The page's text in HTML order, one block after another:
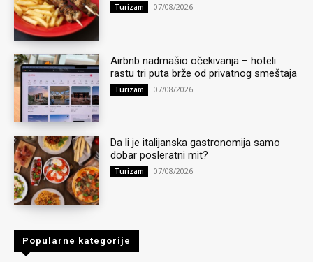
Turizam 07/08/2026
Airbnb nadmašio očekivanja – hoteli
rastu tri puta brže od privatnog smeštaja
Turizam 07/08/2026
Da li je italijanska gastronomija samo
dobar posleratni mit?
Turizam 07/08/2026
Popularne kategorije